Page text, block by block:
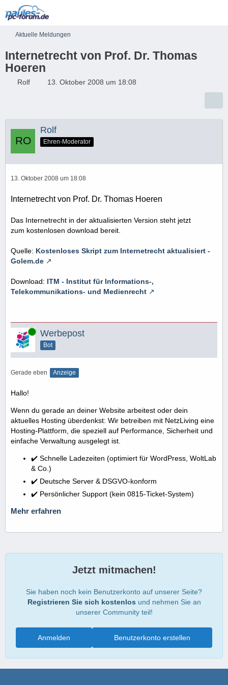
Aktuelle Meldungen
Internetrecht von Prof. Dr. Thomas
Hoeren
Rolf 13. Oktober 2008 um 18:08
Rolf
Ehren-Moderator
13. Oktober 2008 um 18:08
Internetrecht von Prof. Dr. Thomas Hoeren
Das Internetrecht in der aktualisierten Version steht jetzt
zum kostenlosen download bereit.
Quelle: Kostenloses Skript zum Internetrecht aktualisiert -
Golem.de
Download: ITM - Institut für Informations-,
Telekommunikations- und Medienrecht
Online Werbepost
Bot
Gerade eben Anzeige
Hallo!
Wenn du gerade an deiner Website arbeitest oder dein
aktuelles Hosting überdenkst: Wir betreiben mit NetzLiving eine
Hosting-Plattform, die speziell auf Performance, Sicherheit und
einfache Verwaltung ausgelegt ist.
✔️ Schnelle Ladezeiten (optimiert für WordPress, WoltLab
& Co.)
✔️ Deutsche Server & DSGVO-konform
✔️ Persönlicher Support (kein 0815-Ticket-System)
Mehr erfahren
Jetzt mitmachen!
Sie haben noch kein Benutzerkonto auf unserer Seite?
Registrieren Sie sich kostenlos und nehmen Sie an
unserer Community teil!
Benutzerkonto erstellen
Anmelden